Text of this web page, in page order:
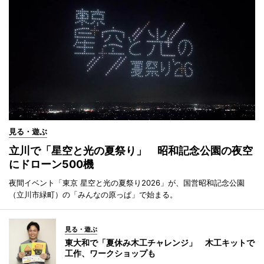
見る・遊ぶ
立川で「星空と光の夏祭り」 昭和記念公園の夜空
にドローン500機
夜間イベント「東京 星空と光の夏祭り2026」が、国営昭和記念公園
（立川市緑町）の「みんなの原っぱ」で始まる。
見る・遊ぶ
東大和で「夏休み木工チャレンジ」 木工キットで
工作、ワークショップも